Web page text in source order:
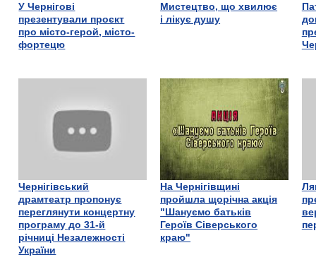
У Чернігові
презентували проєкт
про місто-герой, місто-
фортецю
Мистецтво, що хвилює
і лікує душу
Чернігівський
драмтеатр пропонує
переглянути концертну
програму до 31-й
річниці Незалежності
України
На Чернігівщині
пройшла щорічна акція
"Шануємо батьків
Героїв Сіверського
краю"